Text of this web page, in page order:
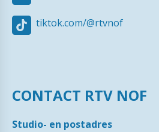
tiktok.com/@rtvnof
CONTACT RTV NOF
Studio- en postadres